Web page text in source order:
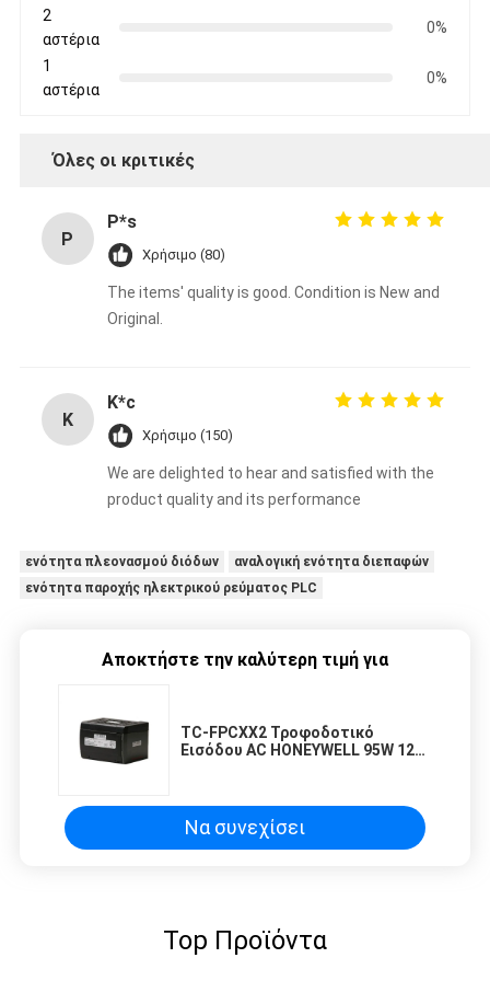
2
αστέρια
0%
1
αστέρια
0%
Όλες οι κριτικές
P
P*s
Χρήσιμο (80)
The items' quality is good. Condition is New and
Original.
K
K*c
Χρήσιμο (150)
We are delighted to hear and satisfied with the
product quality and its performance
ενότητα πλεονασμού διόδων
αναλογική ενότητα διεπαφών
ενότητα παροχής ηλεκτρικού ρεύματος PLC
Αποκτήστε την καλύτερη τιμή για
TC-FPCXX2 Τροφοδοτικό
Εισόδου AC HONEYWELL 95W 120 /
Να συνεχίσει
Top Προϊόντα